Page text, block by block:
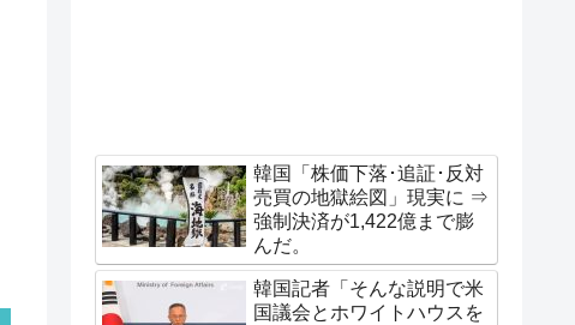
韓国「株価下落･追証･反対
売買の地獄絵図」現実に ⇒
強制決済が1,422億まで膨
んだ。
韓国記者「そんな説明で米
国議会とホワイトハウスを